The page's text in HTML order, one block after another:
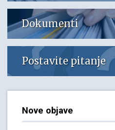
Dokumenti
Postavite pitanje
Nove objave